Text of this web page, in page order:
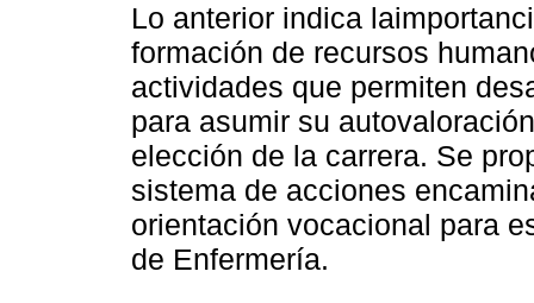
Lo anterior indica
formación de recursos
actividades que permiten
para asumir su
elección de la carrera. Se
sistema de acciones
orientación vocacional para
de Enfermería.